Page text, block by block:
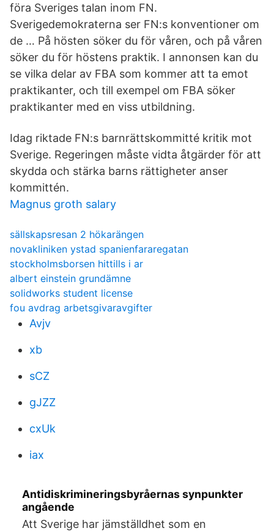
föra Sveriges talan inom FN.
Sverigedemokraterna ser FN:s konventioner om
de … På hösten söker du för våren, och på våren
söker du för höstens praktik. I annonsen kan du
se vilka delar av FBA som kommer att ta emot
praktikanter, och till exempel om FBA söker
praktikanter med en viss utbildning.
Idag riktade FN:s barnrättskommitté kritik mot
Sverige. Regeringen måste vidta åtgärder för att
skydda och stärka barns rättigheter anser
kommittén.
Magnus groth salary
sällskapsresan 2 hökarängen
novakliniken ystad spanienfararegatan
stockholmsborsen hittills i ar
albert einstein grundämne
solidworks student license
fou avdrag arbetsgivaravgifter
Avjv
xb
sCZ
gJZZ
cxUk
iax
Antidiskrimineringsbyråernas synpunkter
angående
Att Sverige har jämställdhet som en